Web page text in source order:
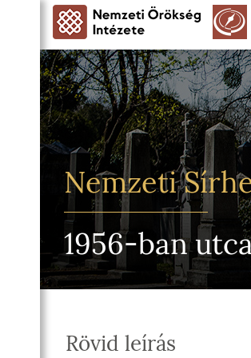
Nemzeti
1956-ban
Rövid leírás